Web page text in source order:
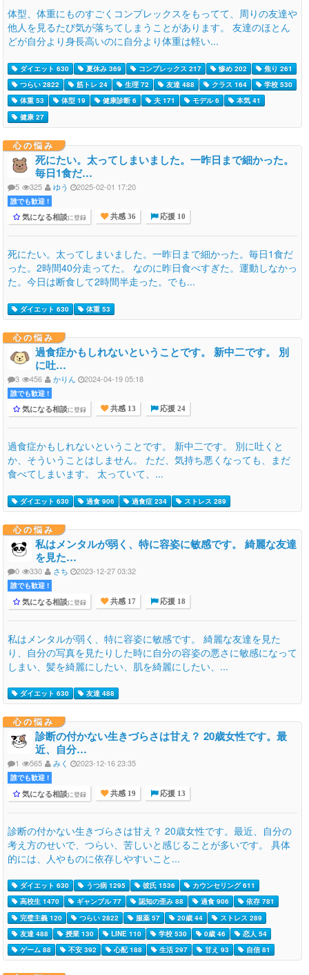
体型、体重にものすごくコンプレックスをもってて、周りの友達や
他人を見るたび気が落ちてしまうことがあります。 友達のほとん
どが自分より身長高いのに自分より体重は軽い...
ダイエット 630 夏休み 369 コンプレックス 217 惨め 202
焦り 261
つらい 2822
筋トレ 24 生理 72 友達 488 クラス 164
学校 530
体重 53
体型 19 健康診断 6 夫 171 モデル 6
本気 41
健康 27
心の悩み
死にたい。太ってしまいました。一昨日まで細かった。
毎日1食だ…
5 325 ゆう 2025-02-01 17:20
誰でも歓迎 !
気になる相談に登録 共感 36 応援 10
死にたい。太ってしまいました。一昨日まで細かった。毎日1食だ
った。2時間40分走ってた。 なのに昨日食べすぎた。運動しなかっ
た。今日は断食して2時間半走った。でも...
ダイエット 630 体重 53
心の悩み
過食症かもしれないということです。 新中二です。 別
に吐…
3 456 かりん 2024-04-19 05:18
誰でも歓迎 !
気になる相談に登録 共感 13 応援 24
過食症かもしれないということです。 新中二です。 別に吐くと
か、そういうことはしません。 ただ、気持ち悪くなっても、まだ
食べてしまいます。 太っていて、...
ダイエット 630 過食 906 過食症 234 ストレス 289
心の悩み
私はメンタルが弱く、特に容姿に敏感です。 綺麗な友達
を見た…
0 330 さち 2023-12-27 03:32
誰でも歓迎 !
気になる相談に登録 共感 17 応援 18
私はメンタルが弱く、特に容姿に敏感です。 綺麗な友達を見た
り、自分の写真を見たりした時に自分の容姿の悪さに敏感になって
しまい、髪を綺麗にしたい、肌を綺麗にしたい、...
ダイエット 630 友達 488
心の悩み
診断の付かない生きづらさは甘え？ 20歳女性です。最
近、自分…
1 565 みく 2023-12-16 23:35
誰でも歓迎 !
気になる相談に登録 共感 19 応援 13
診断の付かない生きづらさは甘え？ 20歳女性です。最近、自分の
考え方のせいで、つらい、苦しいと感じることが多いです。 具体
的には、人やものに依存しやすいこと...
ダイエット 630 うつ病 1295 彼氏 1536
カウンセリング 611
高校生 1470
ギャンブル 77 認知の歪み 88 過食 906
依存 781
完璧主義 120
つらい 2822 服薬 57 20歳 44
ストレス 289
友達 488
授業 130 LINE 110 学校 530 0歳 46
恋人 54
ゲーム 88
不安 392 心配 188 生活 297 甘え 93 自信 81